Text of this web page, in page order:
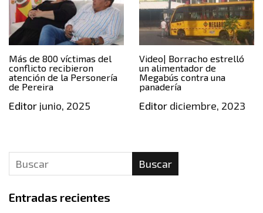
Más de 800 víctimas del
conflicto recibieron
atención de la Personería
de Pereira
Editor junio, 2025
Video| Borracho estrelló
un alimentador de
Megabús contra una
panadería
Editordiciembre, 2023
Buscar
Entradas recientes